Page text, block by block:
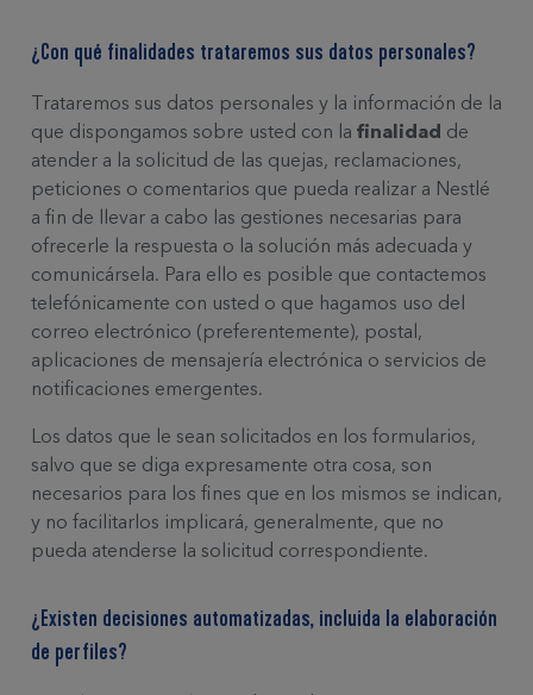
¿Con qué finalidades trataremos sus datos personales?
Trataremos sus datos personales y la información de la
que dispongamos sobre usted con la finalidad de
atender a la solicitud de las quejas, reclamaciones,
peticiones o comentarios que pueda realizar a Nestlé
a fin de llevar a cabo las gestiones necesarias para
ofrecerle la respuesta o la solución más adecuada y
comunicársela. Para ello es posible que contactemos
telefónicamente con usted o que hagamos uso del
correo electrónico (preferentemente), postal,
aplicaciones de mensajería electrónica o servicios de
notificaciones emergentes.
Los datos que le sean solicitados en los formularios,
salvo que se diga expresamente otra cosa, son
necesarios para los fines que en los mismos se indican,
y no facilitarlos implicará, generalmente, que no
pueda atenderse la solicitud correspondiente.
¿Existen decisiones automatizadas, incluida la elaboración
de perfiles?